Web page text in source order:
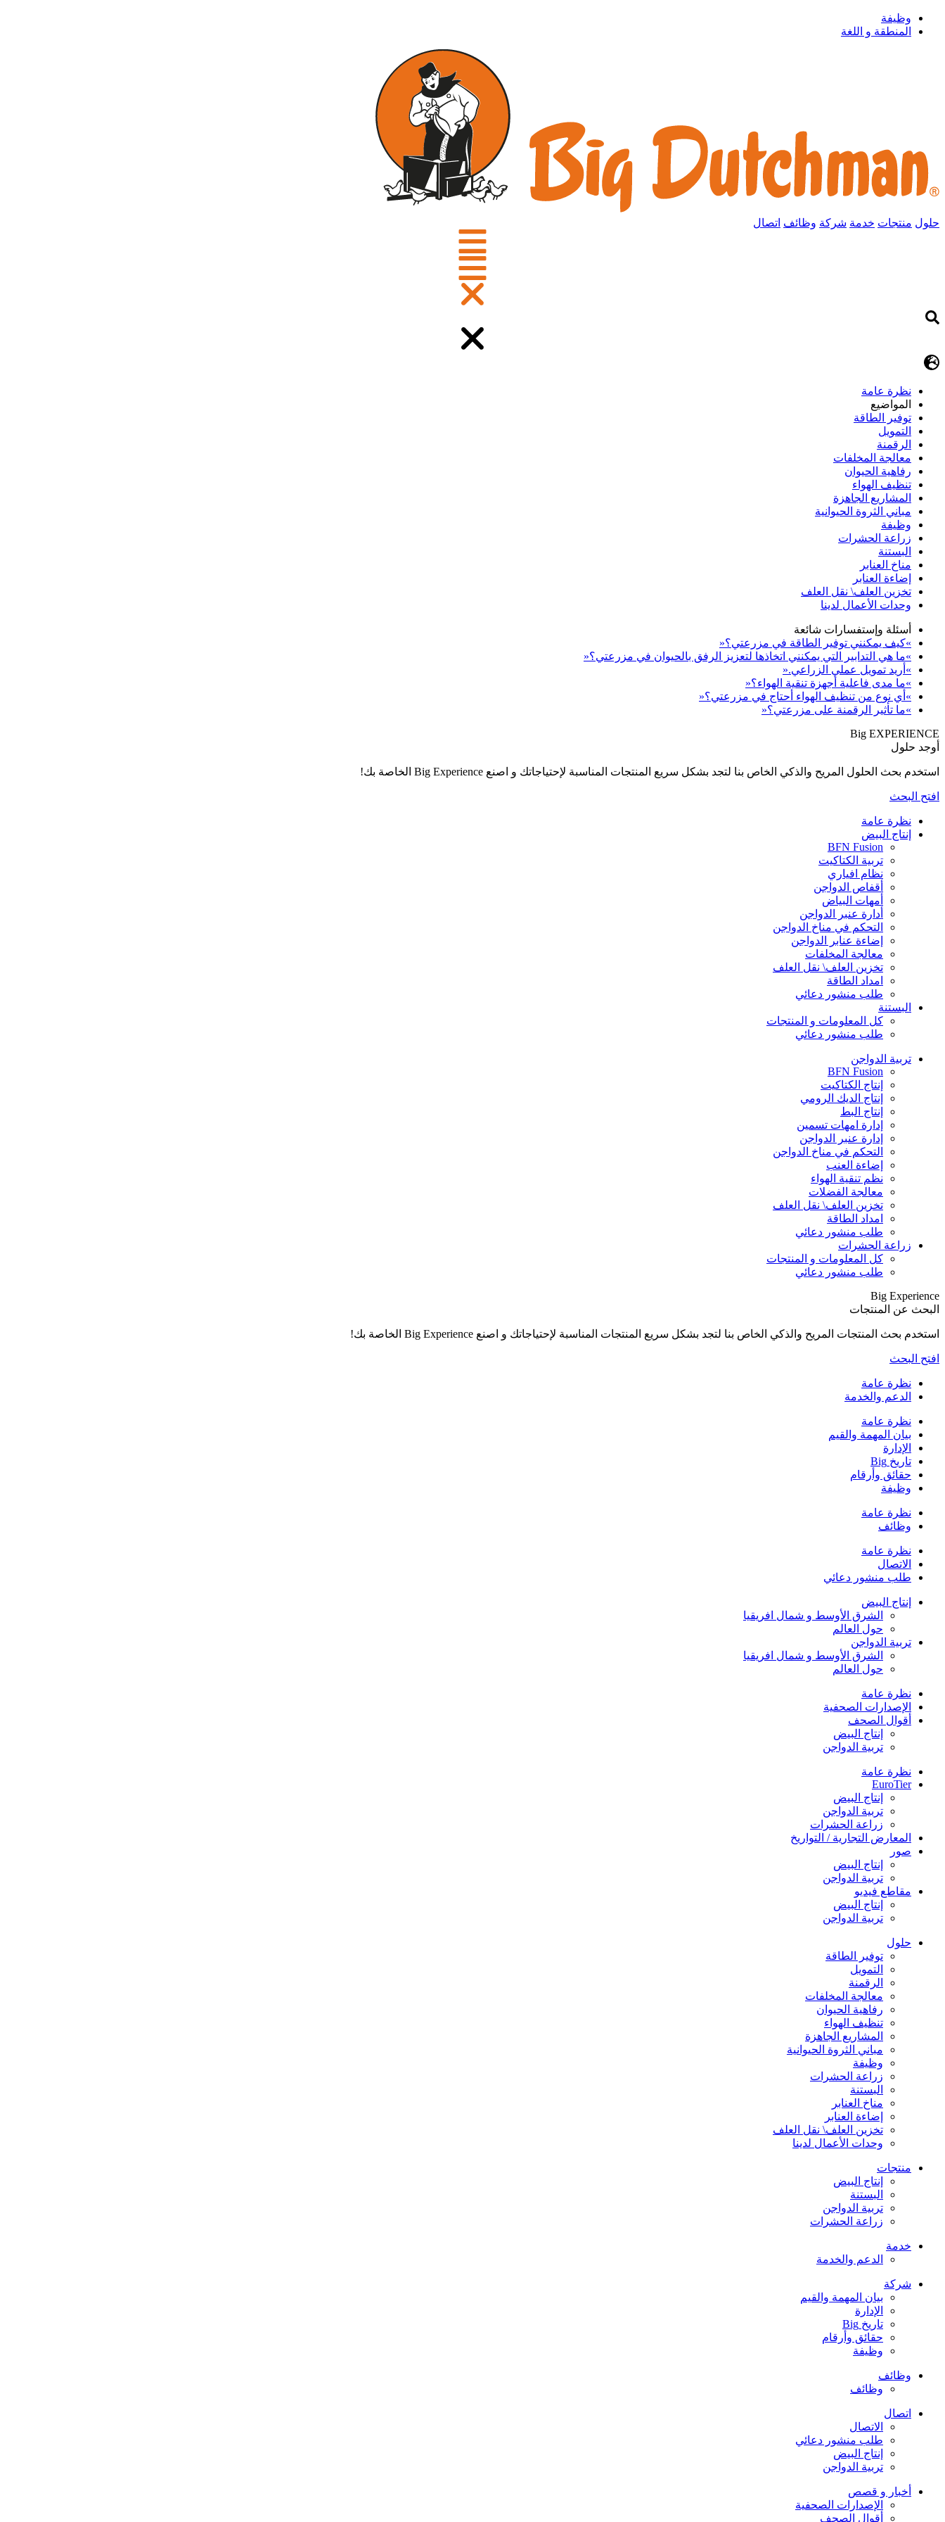
وظيفة
المنطقة و اللغة
حلول منتجات خدمة شركة وظائف اتصال
نظرة عامة
المواضيع
توفير الطاقة
التمويل
الرقمنة
معالجة المخلفات
رفاهية الحيوان
تنظيف الهواء
المشاريع الجاهزة
مباني الثروة الحيوانية
وظيفة
زراعة الحشرات
البستنة
مناخ العنابر
إضاءة العنابر
تخزين العلف\ نقل العلف
وحدات الأعمال لدينا
أسئلة وإستفسارات شائعة
»كيف يمكنني توفير الطاقة في مزرعتي؟«
»ما هي التدابير التي يمكنني اتخاذها لتعزيز الرفق بالحيوان في مزرعتي؟«
»أريد تمويل عملي الزراعي.«
»ما مدى فاعلية أجهزة تنقية الهواء؟«
»أي نوع من تنظيف الهواء أحتاج في مزرعتي؟«
»ما تأثير الرقمنة على مزرعتي؟«
Big EXPERIENCE
أوجد حلول
استخدم بحث الحلول المريح والذكي الخاص بنا لتجد بشكل سريع المنتجات المناسبة لإحتياجاتك و اصنع Big Experience الخاصة بك!
افتح البحث
نظرة عامة
إنتاج البيض
BFN Fusion
تربية الكتاكيت
نظام افياري
أقفاص الدواجن
أمهات البياض
أدارة عنبر الدواجن
التحكم في مناخ الدواجن
إضاءة عنابر الدواجن
معالجة المخلفات
تخزين العلف\ نقل العلف
امداد الطاقة
طلب منشور دعائي
البستنة
كل المعلومات و المنتجات
طلب منشور دعائي
تربية الدواجن
BFN Fusion
إنتاج الكتاكيت
إنتاج الديك الرومي
إنتاج البط
إدارة امهات تسمين
إدارة عنبر الدواجن
التحكم في مناخ الدواجن
إضاءة العنب
نظم تنقية الهواء
معالجة الفضلات
تخزين العلف\ نقل العلف
امداد الطاقة
طلب منشور دعائي
زراعة الحشرات
كل المعلومات و المنتجات
طلب منشور دعائي
Big Experience
البحث عن المنتجات
استخدم بحث المنتجات المريح والذكي الخاص بنا لتجد بشكل سريع المنتجات المناسبة لإحتياجاتك و اصنع Big Experience الخاصة بك!
افتح البحث
نظرة عامة
الدعم والخدمة
نظرة عامة
بيان المهمة والقيم
الإدارة
تاريخ Big
حقائق وأرقام
وظيفة
نظرة عامة
وظائف
نظرة عامة
الاتصال
طلب منشور دعائي
إنتاج البيض
الشرق الأوسط و شمال افريقيا
حول العالم
تربية الدواجن
الشرق الأوسط و شمال افريقيا
حول العالم
نظرة عامة
الإصدارات الصحفية
أقوال الصحف
إنتاج البيض
تربية الدواجن
نظرة عامة
EuroTier
إنتاج البيض
تربية الدواجن
زراعة الحشرات
المعارض التجارية / التواريخ
صور
إنتاج البيض
تربية الدواجن
مقاطع فيديو
إنتاج البيض
تربية الدواجن
حلول
توفير الطاقة
التمويل
الرقمنة
معالجة المخلفات
رفاهية الحيوان
تنظيف الهواء
المشاريع الجاهزة
مباني الثروة الحيوانية
وظيفة
زراعة الحشرات
البستنة
مناخ العنابر
إضاءة العنابر
تخزين العلف\ نقل العلف
وحدات الأعمال لدينا
منتجات
إنتاج البيض
البستنة
تربية الدواجن
زراعة الحشرات
خدمة
الدعم والخدمة
شركة
بيان المهمة والقيم
الإدارة
تاريخ Big
حقائق وأرقام
وظيفة
وظائف
وظائف
اتصال
الاتصال
طلب منشور دعائي
إنتاج البيض
تربية الدواجن
أخبار و قصص
الإصدارات الصحفية
أقوال الصحف